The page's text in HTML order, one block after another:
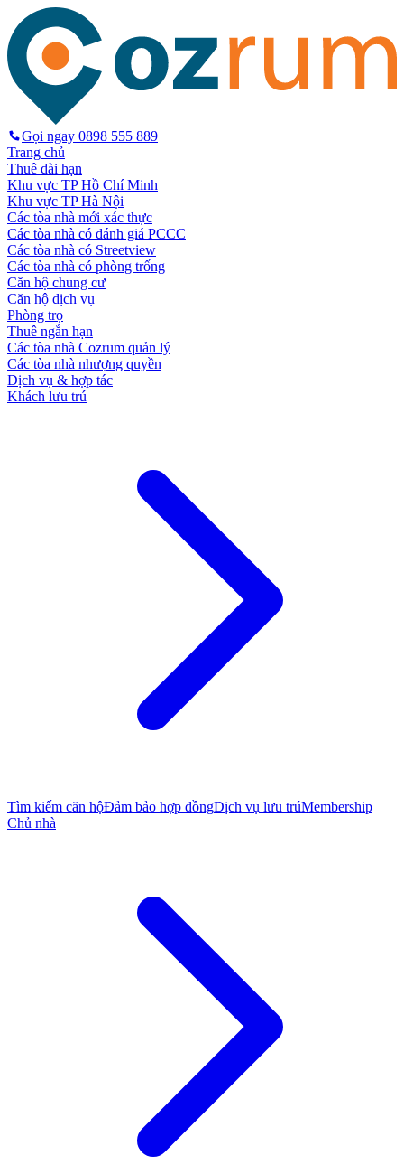
Gọi ngay 0898 555 889
Trang chủ
Thuê dài hạn
Khu vực TP Hồ Chí Minh
Khu vực TP Hà Nội
Các tòa nhà mới xác thực
Các tòa nhà có đánh giá PCCC
Các tòa nhà có Streetview
Các tòa nhà có phòng trống
Căn hộ chung cư
Căn hộ dịch vụ
Phòng trọ
Thuê ngắn hạn
Các tòa nhà Cozrum quản lý
Các tòa nhà nhượng quyền
Dịch vụ & hợp tác
Khách lưu trú
Tìm kiếm căn hộĐảm bảo hợp đồngDịch vụ lưu trúMembership
Chủ nhà